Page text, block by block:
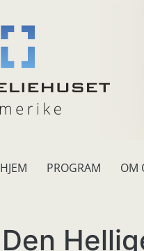
HJEM PROGRAM OM
Den